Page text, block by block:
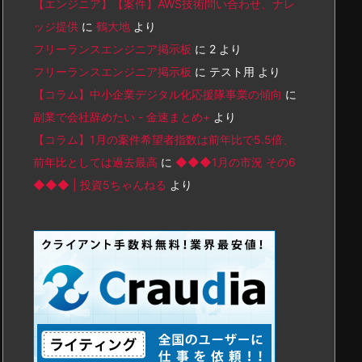
【エンジニア】【案件】AWS技術問い合わせ、ナレ
ッジ提供 に 鶴大地 より
フリーランスエンジニア掲示板 に 2 より
フリーランスエンジニア掲示板 に テスト用 より
【コラム】中小企業デジタル化応援隊事業の傾向 に
副業で会社辞めたい - 金速まとめ+ より
【コラム】1月の案件希望者指数は前年比で5.5倍、
前年比としては過去最高 に ◆◆◆1月の市況 その6
◆◆◆ | 投資5ちゃんねる より